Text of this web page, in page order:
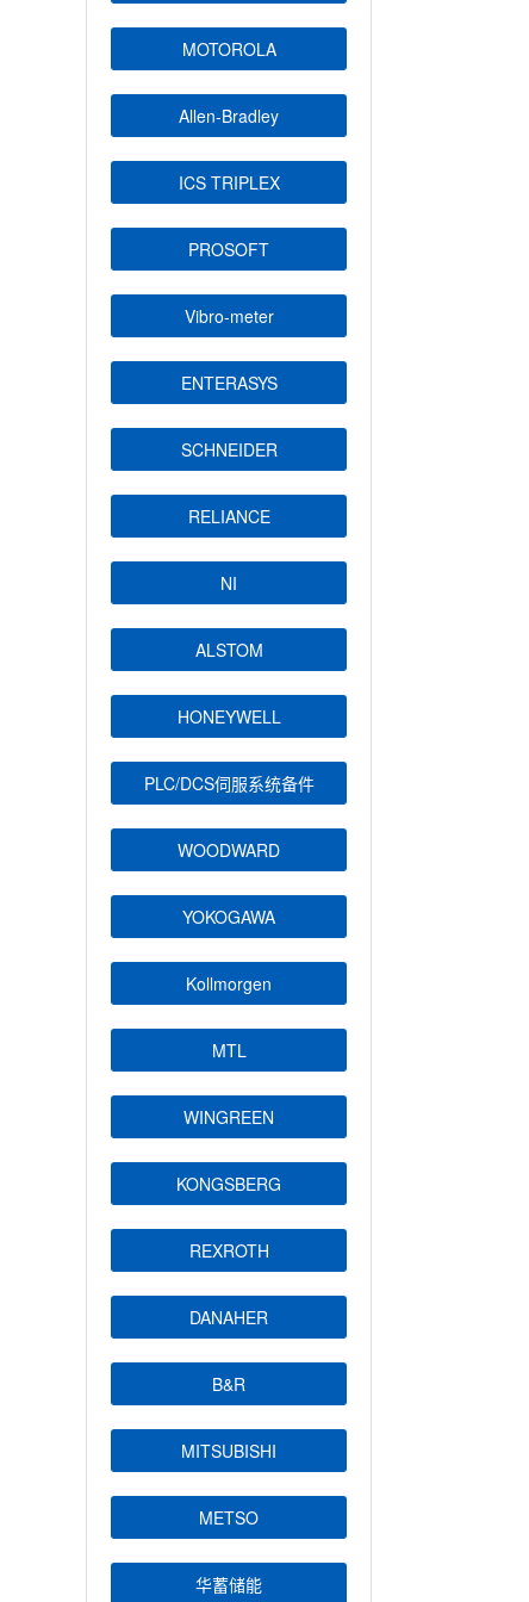
MOTOROLA
Allen-Bradley
ICS TRIPLEX
PROSOFT
Vibro-meter
ENTERASYS
SCHNEIDER
RELIANCE
NI
ALSTOM
HONEYWELL
PLC/DCS伺服系统备件
WOODWARD
YOKOGAWA
Kollmorgen
MTL
WINGREEN
KONGSBERG
REXROTH
DANAHER
B&R
MITSUBISHI
METSO
华蓄储能